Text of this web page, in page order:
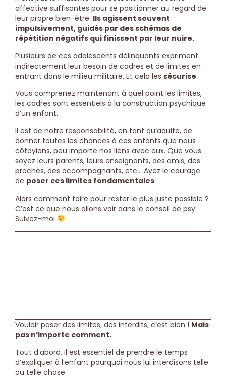
affective suffisantes pour se positionner au regard de
leur propre bien-être. Ils agissent souvent
impulsivement, guidés par des schémas de
répétition négatifs qui finissent par leur nuire.
Plusieurs de ces adolescents délinquants expriment
indirectement leur besoin de cadres et de limites en
entrant dans le milieu militaire. Et cela les sécurise.
Vous comprenez maintenant à quel point les limites,
les cadres sont essentiels à la construction psychique
d’un enfant.
Il est de notre responsabilité, en tant qu’adulte, de
donner toutes les chances à ces enfants que nous
côtoyions, peu importe nos liens avec eux. Que vous
soyez leurs parents, leurs enseignants, des amis, des
proches, des accompagnants, etc… Ayez le courage
de poser ces limites fondamentales.
Alors comment faire pour rester le plus juste possible ?
C’est ce que nous allons voir dans le conseil de psy.
Suivez-moi
Vouloir poser des limites, des interdits, c’est bien ! Mais
pas n’importe comment.
Tout d’abord, il est essentiel de prendre le temps
d’expliquer à l’enfant pourquoi nous lui interdisons telle
ou telle chose.